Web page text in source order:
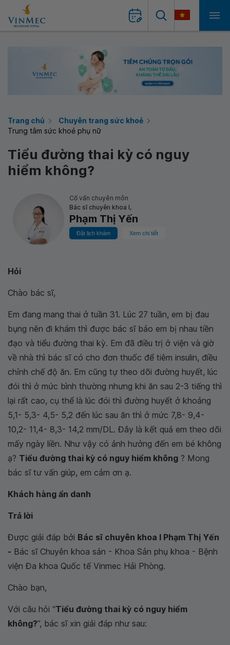
Trang chủ
Chuyên trang sức khoẻ
Trung tâm sức khoẻ phụ nữ
Tiểu đường thai kỳ có nguy
hiểm không?
Cố vấn chuyên môn
Bác sĩ chuyên khoa I,
Phạm Thị Yến
Đặt lịch khám Xem chi tiết
Hỏi
Chào bác sĩ,
Em đang mang thai ở tuần 31. Lúc 27 tuần, em bị đau
bụng nên đi khám thì được bác sĩ bảo em bị nhau tiền
đạo và tiểu đường thai kỳ. Em đã điều trị ở viện và giờ
về nhà thì bác sĩ có cho đơn thuốc để tiêm insulin, điều
chỉnh chế độ ăn. Em cũng tự theo dõi đường huyết, lúc
đói thì ở mức bình thường nhưng khi ăn sau 2-3 tiếng thì
lại rất cao, cụ thể là lúc đói thì đường huyết ở khoảng
5,1- 5,3- 4,5- 5,2 đến lúc sau ăn thì ở mức 7,8- 9,4-
10,2- 11,4- 8,3- 14,2 mm/DL. Đây là kết quả em theo dõi
mấy ngày liền. Như vậy có ảnh hưởng đến em bé không
ạ? Tiểu đường thai kỳ có nguy hiểm không ? Mong
bác sĩ tư vấn giúp, em cảm ơn ạ.
Khách hàng ẩn danh
Trả lời
Được giải đáp bởi Bác sĩ chuyên khoa I Phạm Thị Yến
- Bác sĩ Chuyên khoa sản - Khoa Sản phụ khoa - Bệnh
viện Đa khoa Quốc tế Vinmec Hải Phòng.
Chào bạn,
Với câu hỏi “Tiểu đường thai kỳ có nguy hiểm
không?”, bác sĩ xin giải đáp như sau: